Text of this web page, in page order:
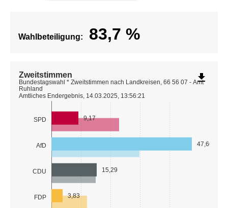
Wahlbeteiligung: 83,7 %
SPD
AfD
CDU
FDP
9,17
47,66
15,29
3,83
Zweitstimmen
Bundestagswahl * Zweitstimmen nach Landkreisen, 66 56 07 - Amt
Ruhland
Amtliches Endergebnis, 14.03.2025, 13:56:21
file_download